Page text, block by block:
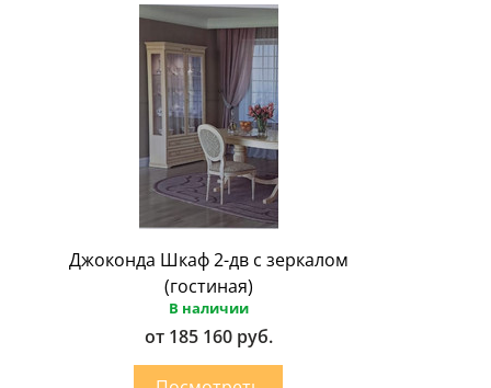
Джоконда Шкаф 2-дв с зеркалом
(гостиная)
В наличии
от 185 160 руб.